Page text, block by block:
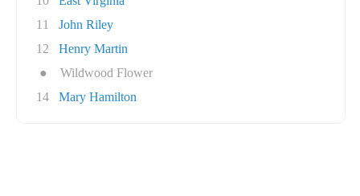
11
John Riley
12
Henry Martin
●
Wildwood Flower
14
Mary Hamilton